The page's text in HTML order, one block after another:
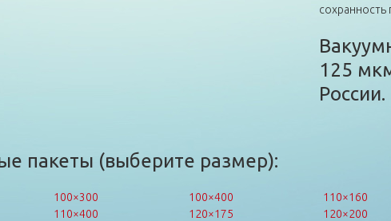
сохранность
125
России.
пакеты (выберите размер):
100×300 100×400 110×160
110×400 120×175 120×200